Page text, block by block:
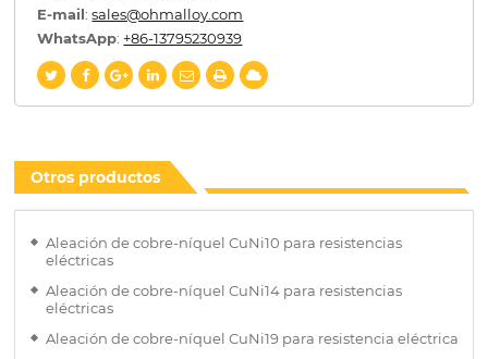
E-mail:sales@ohmalloy.com
WhatsApp: +86-13795230939
Otros productos
Aleación de cobre-níquel CuNi10 para resistencias
eléctricas
Aleación de cobre-níquel CuNi14 para resistencias
eléctricas
Aleación de cobre-níquel CuNi19 para resistencia eléctrica